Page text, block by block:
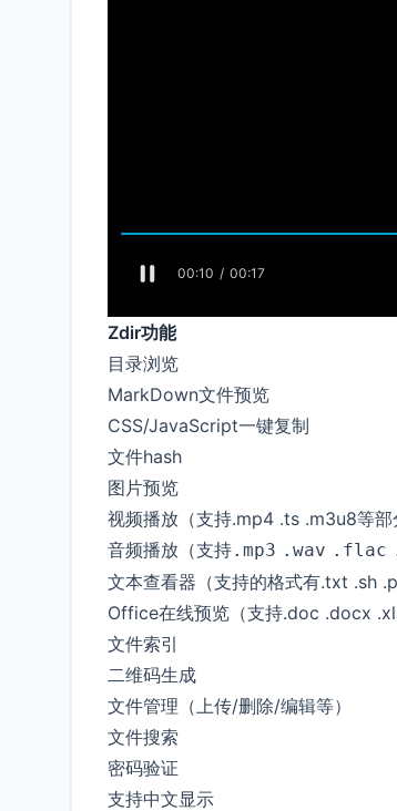
Zdir功能
目录浏览
MarkDown文件预览
CSS/JavaScript一键复制
文件hash
图片预览
视频播放（支持.mp4 .ts .m3u8等部
音频播放（支持.mp3 .wav .flac
文本查看器（支持的格式有.txt .sh
Office在线预览（支持.doc .docx
文件索引
二维码生成
文件管理（上传/删除/编辑等）
文件搜索
密码验证
支持中文显示